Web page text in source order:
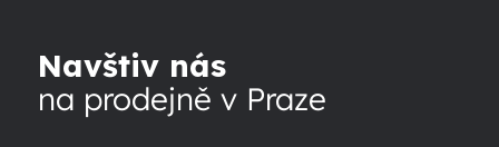
Navštiv nás
na prodejně v Praze